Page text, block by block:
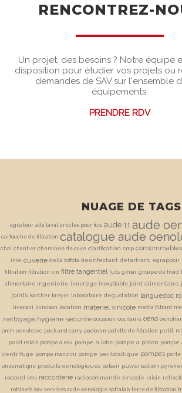
RENCONTREZ-
Un projet, des besoins ? Notre équipe
disposition pour étudier vos projets ou
demandes de SAV sur l'ensemble
équipements.
PRENDRE RDV
NUAGE DE TAGS
agitateur alfa laval articles pour futs aude 11 aude
cartouche de filtration catalogue aude
chai chantier cheminee de cuve clarification cmp consommables
inox cuverie della toffola desinfectant detartrant egrappoir
filtration filtration vin filtre tangentiel futs gimar groupe de froid
alimentaire ingenierie innertage inoxydable joint alimentaire
joints karcher kreyer laboratoire degustation languedoc
liverani
livraison location materiel vinicole media filtrant
nettoyage hygiene securite occasion occitanie oeno
pmh oenotelec pack and carry padovan palette de filtration petit
point relais pompe a eau pompe a lobe pompe a piston pompe
centrifuge pompe manzini pompe perilstaltique pompes porte
pneumatique produits oenologiques pulsair pulverisation
raccord sms raccorderie radiocommande vinicole raisin
robinets sav services aude oenologie sofralab terre de filtration